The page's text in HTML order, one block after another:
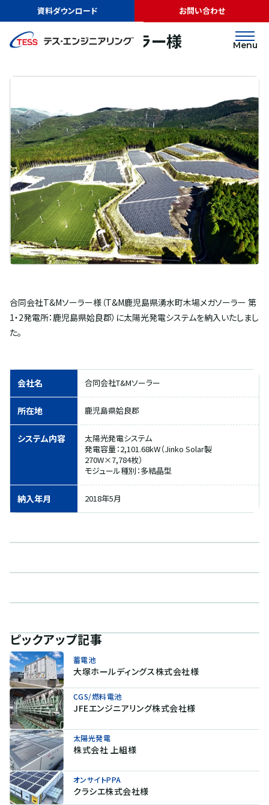
資料ダウンロード お問い合わせ
Menu
実績紹介 合同会社T&Mソーラー様
太陽光発電 地上
合同会社T&Mソーラー様
合同会社T&Mソーラー様（T&M鹿児島県湧水町木場メガソーラー 第
1・2発電所：鹿児島県姶良郡）に太陽光発電システムを納入いたしまし
た。
会社名 合同会社T&Mソーラー
所在地 鹿児島県姶良郡
システム内容
太陽光発電システム
発電容量：2,101.68kW（Jinko Solar製
270W×7,784枚）
モジュール種別：多結晶型
納入年月 2018年5月
ピックアップ記事
蓄電池
大塚ホールディングス株式会社様
CGS/燃料電池
JFEエンジニアリング株式会社様
太陽光発電
株式会社 上組様
オンサイトPPA
クラシエ株式会社様